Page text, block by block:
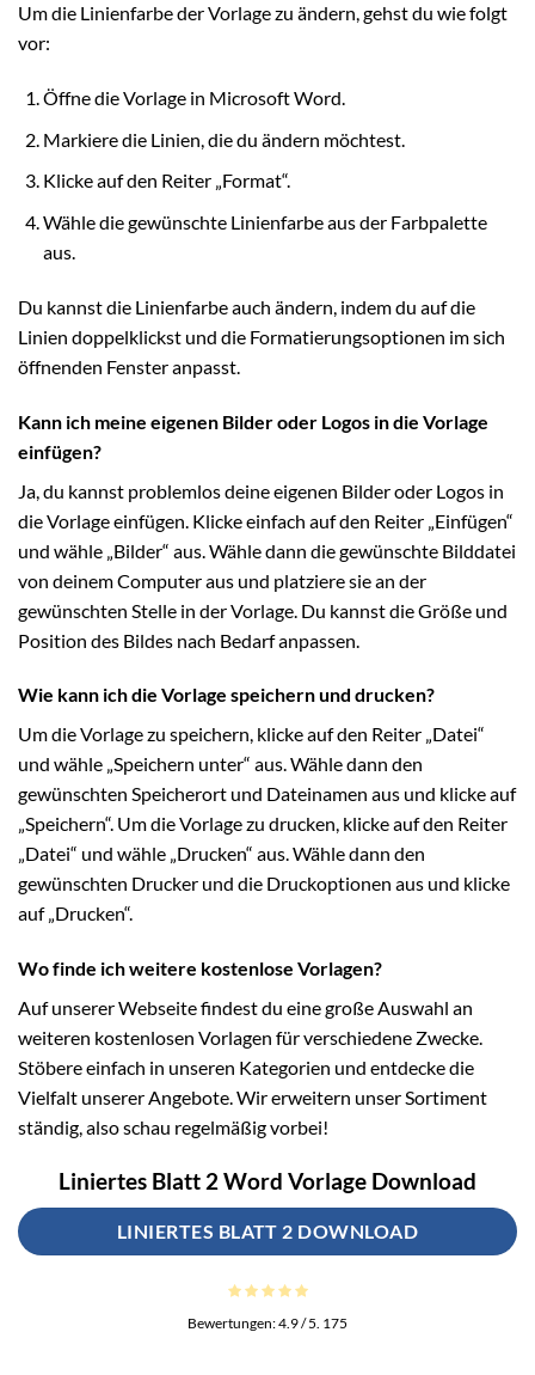
Um die Linienfarbe der Vorlage zu ändern, gehst du wie folgt
vor:
Öffne die Vorlage in Microsoft Word.
Markiere die Linien, die du ändern möchtest.
Klicke auf den Reiter „Format“.
Wähle die gewünschte Linienfarbe aus der Farbpalette
aus.
Du kannst die Linienfarbe auch ändern, indem du auf die
Linien doppelklickst und die Formatierungsoptionen im sich
öffnenden Fenster anpasst.
Kann ich meine eigenen Bilder oder Logos in die Vorlage
einfügen?
Ja, du kannst problemlos deine eigenen Bilder oder Logos in
die Vorlage einfügen. Klicke einfach auf den Reiter „Einfügen“
und wähle „Bilder“ aus. Wähle dann die gewünschte Bilddatei
von deinem Computer aus und platziere sie an der
gewünschten Stelle in der Vorlage. Du kannst die Größe und
Position des Bildes nach Bedarf anpassen.
Wie kann ich die Vorlage speichern und drucken?
Um die Vorlage zu speichern, klicke auf den Reiter „Datei“
und wähle „Speichern unter“ aus. Wähle dann den
gewünschten Speicherort und Dateinamen aus und klicke auf
„Speichern“. Um die Vorlage zu drucken, klicke auf den Reiter
„Datei“ und wähle „Drucken“ aus. Wähle dann den
gewünschten Drucker und die Druckoptionen aus und klicke
auf „Drucken“.
Wo finde ich weitere kostenlose Vorlagen?
Auf unserer Webseite findest du eine große Auswahl an
weiteren kostenlosen Vorlagen für verschiedene Zwecke.
Stöbere einfach in unseren Kategorien und entdecke die
Vielfalt unserer Angebote. Wir erweitern unser Sortiment
ständig, also schau regelmäßig vorbei!
Liniertes Blatt 2 Word Vorlage Download
LINIERTES BLATT 2 DOWNLOAD
Bewertungen:4.9/ 5. 175